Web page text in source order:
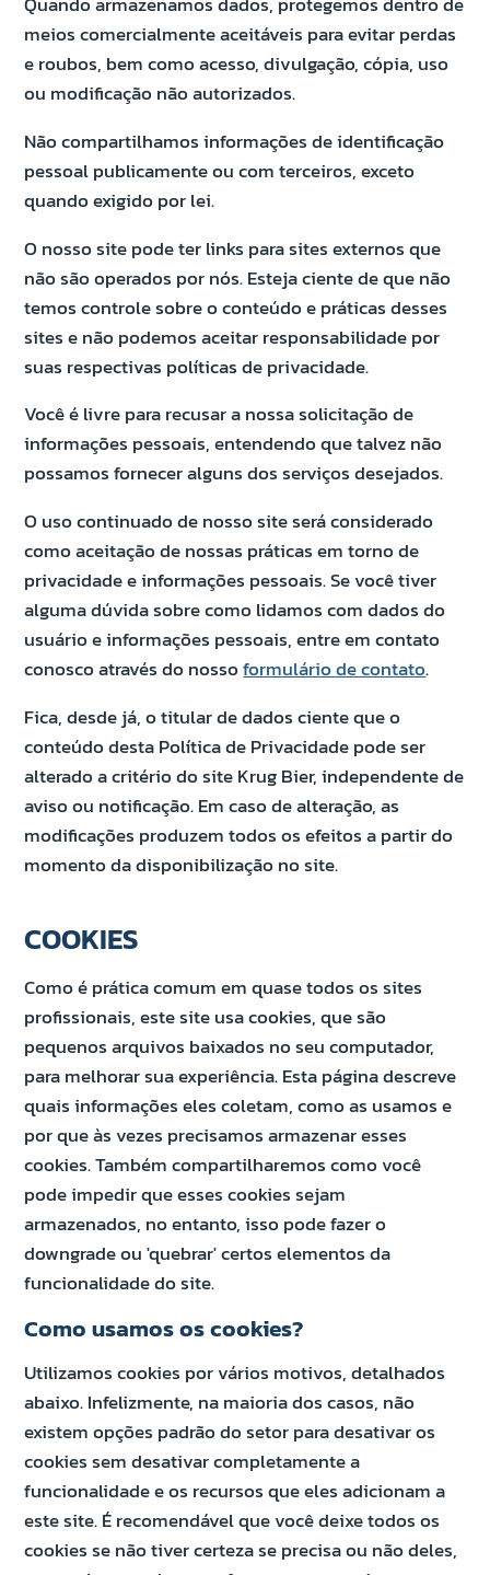
meios comercialmente aceitáveis para evitar perdas
e roubos, bem como acesso, divulgação, cópia, uso
ou modificação não autorizados.
Não compartilhamos informações de identificação
pessoal publicamente ou com terceiros, exceto
quando exigido por lei.
O nosso site pode ter links para sites externos que
não são operados por nós. Esteja ciente de que não
temos controle sobre o conteúdo e práticas desses
sites e não podemos aceitar responsabilidade por
suas respectivas políticas de privacidade.
Você é livre para recusar a nossa solicitação de
informações pessoais, entendendo que talvez não
possamos fornecer alguns dos serviços desejados.
O uso continuado de nosso site será considerado
como aceitação de nossas práticas em torno de
privacidade e informações pessoais. Se você tiver
alguma dúvida sobre como lidamos com dados do
usuário e informações pessoais, entre em contato
conosco através do nossoformulário de contato.
Fica, desde já, o titular de dados ciente que o
conteúdo desta Política de Privacidade pode ser
alterado a critério do site Krug Bier, independente de
aviso ou notificação. Em caso de alteração, as
modificações produzem todos os efeitos a partir do
momento da disponibilização no site.
COOKIES
Como é prática comum em quase todos os sites
profissionais, este site usa cookies, que são
pequenos arquivos baixados no seu computador,
para melhorar sua experiência. Esta página descreve
quais informações eles coletam, como as usamos e
por que às vezes precisamos armazenar esses
cookies. Também compartilharemos como você
pode impedir que esses cookies sejam
armazenados, no entanto, isso pode fazer o
downgrade ou 'quebrar' certos elementos da
funcionalidade do site.
Como usamos os cookies?
Utilizamos cookies por vários motivos, detalhados
abaixo. Infelizmente, na maioria dos casos, não
existem opções padrão do setor para desativar os
cookies sem desativar completamente a
funcionalidade e os recursos que eles adicionam a
este site. É recomendável que você deixe todos os
cookies se não tiver certeza se precisa ou não deles,